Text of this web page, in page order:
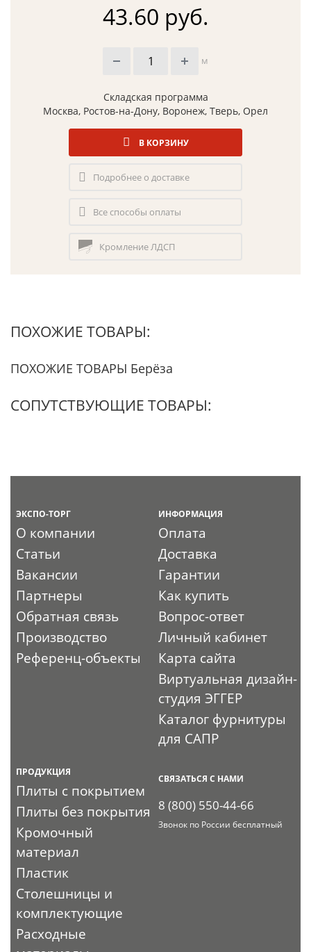
43.60 руб.
м
Складская программа
Москва, Ростов-на-Дону, Воронеж, Тверь, Орел
В КОРЗИНУ
Подробнее о доставке
Все способы оплаты
Кромление ЛДСП
ПОХОЖИЕ ТОВАРЫ:
ПОХОЖИЕ ТОВАРЫ Берёза
СОПУТСТВУЮЩИЕ ТОВАРЫ:
ЭКСПО-ТОРГ
О компании
Статьи
Вакансии
Партнеры
Обратная связь
Производство
Референц-объекты
ИНФОРМАЦИЯ
Оплата
Доставка
Гарантии
Как купить
Вопрос-ответ
Личный кабинет
Карта сайта
Виртуальная дизайн-
студия ЭГГЕР
Каталог фурнитуры
для САПР
ПРОДУКЦИЯ
Плиты с покрытием
Плиты без покрытия
Кромочный
материал
Пластик
Столешницы и
комплектующие
Расходные
СВЯЗАТЬСЯ С НАМИ
8 (800) 550-44-66
Звонок по России бесплатный